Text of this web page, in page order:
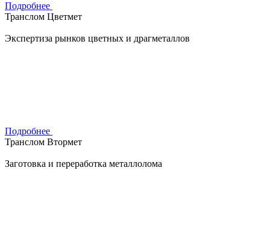
Подробнее
Транслом Цветмет
Экспертиза рынков цветных и драгметаллов
Подробнее
Транслом Втормет
Заготовка и переработка металлолома